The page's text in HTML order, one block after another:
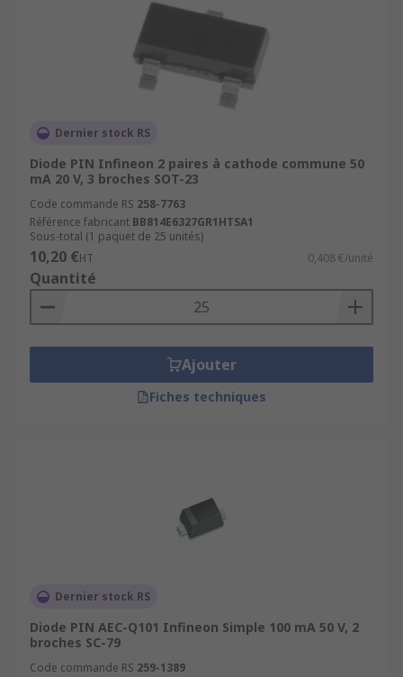
Dernier stock RS
Diode PIN Infineon 2 paires à cathode commune 50
mA 20 V, 3 broches SOT-23
Code commande RS 258-7763
Référence fabricant BB814E6327GR1HTSA1
Sous-total (1 paquet de 25 unités)
10,20 €HT 0,408 €/unité
Quantité
Ajouter
Fiches techniques
Dernier stock RS
Diode PIN AEC-Q101 Infineon Simple 100 mA 50 V, 2
broches SC-79
Code commande RS 259-1389